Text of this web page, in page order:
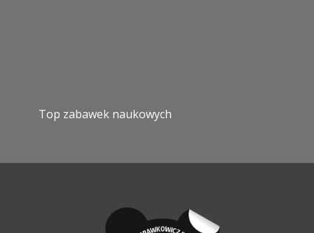
Top zabawek naukowych